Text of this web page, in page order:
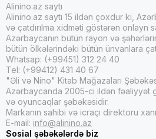
Alinino.az saytı
Alinino.az saytı 15 ildən çoxdur ki,
və çatdırılma xidməti göstərən onlayn
Azərbaycanın bütün rayon və
bütün ölkələrindəki bütün ünvanlara
Whatsap: (+99451) 312 24 40
Tel: (+99412) 431 40 67
"Əli və Nino" Kitab Mağazaları
Azərbaycanda 2005-ci ildən fəaliyyət
və oyuncaqlar şəbəkəsidir.
Markanın sahibi və icraçı direktoru
E-mail: info@alinino.az
Sosial şəbəkələrdə biz